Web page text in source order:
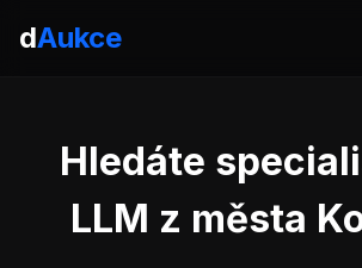
dAukce
Hledáte
LLM z města